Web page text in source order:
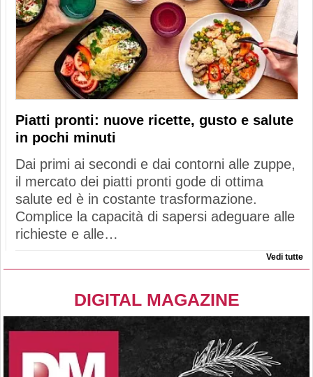
Piatti pronti: nuove ricette, gusto e salute
in pochi minuti
Dai primi ai secondi e dai contorni alle zuppe,
il mercato dei piatti pronti gode di ottima
salute ed è in costante trasformazione.
Complice la capacità di sapersi adeguare alle
richieste e alle…
Vedi tutte
DIGITAL MAGAZINE